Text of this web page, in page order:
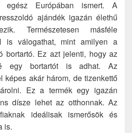
Európában ismert. A
ajándék igazán élethű
Természetesen másféle
is válogathat, mint amilyen a
bortartó. Ez azt jelenti, hogy az
egy bortartót is adhat. Az
képes akár három, de tizenkettő
Ez a termék egy igazán
dísze lehet az otthonnak. Az
ideálisak ismerősök és
is.